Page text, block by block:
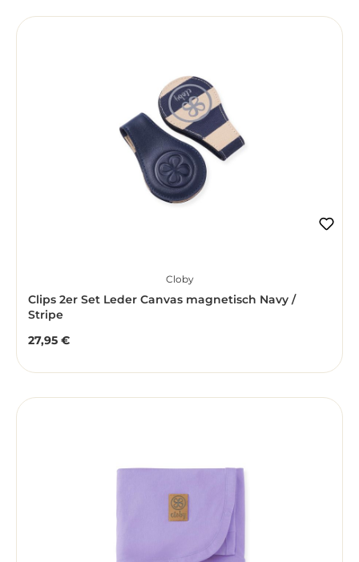
Cloby
Clips 2er Set Leder Canvas magnetisch Navy /
Stripe
Regulärer Preis:
27,95 €